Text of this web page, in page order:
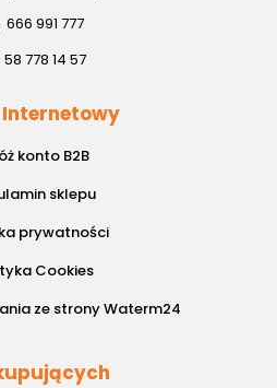
666 991 777
58 778 14 57
Internetowy
konto B2B
sklepu
prywatności
Cookies
ze strony Waterm24